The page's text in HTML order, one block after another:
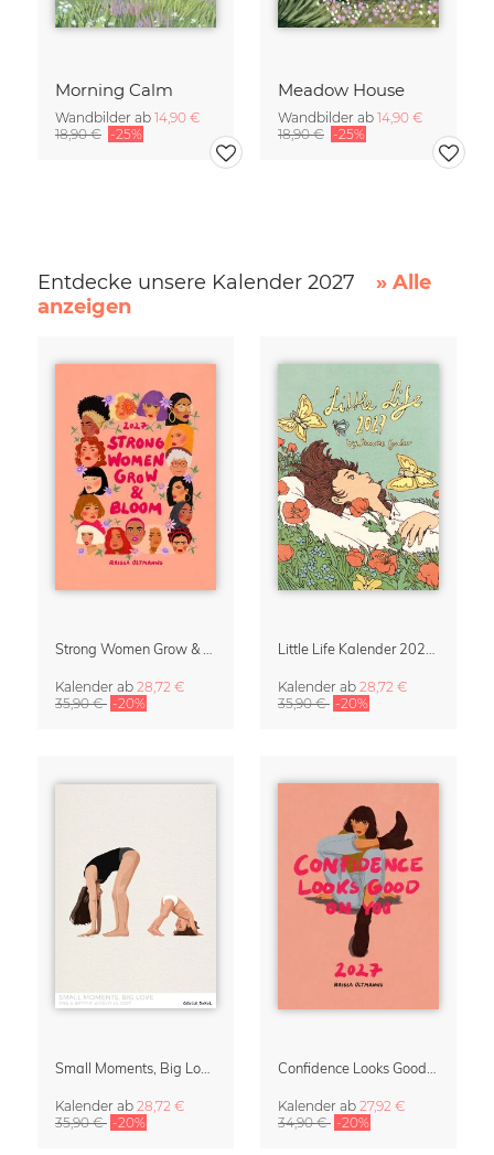
Morning Calm
Wandbilder ab 14,90 €
18,90 € -25%
Meadow House
Wandbilder ab 14,90 €
18,90 € -25%
Entdecke unsere Kalender 2027
» Alle
anzeigen
Kalender ab 28,72 €
35,90 € -20%
Kalender ab 28,72 €
35,90 € -20%
Kalender ab 28,72 €
35,90 € -20%
Kalender ab 27,92 €
34,90 € -20%